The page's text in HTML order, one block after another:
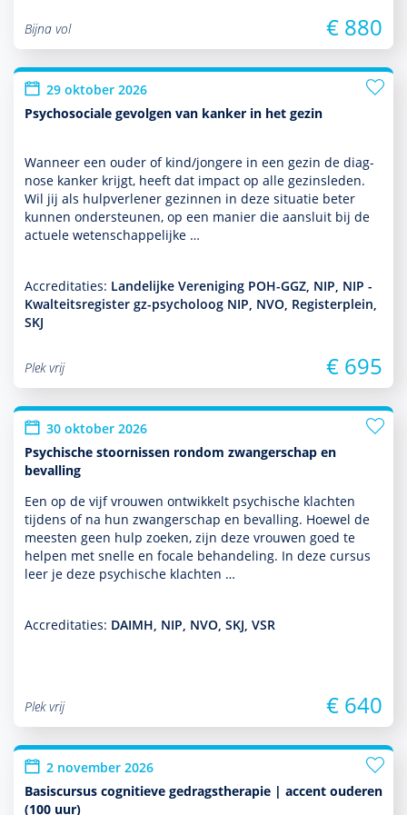
Bijna vol € 880
29 oktober 2026
Psychosociale gevolgen van kanker in het gezin
Wanneer een ouder of kind/jongere in een gezin de diag­
nose kanker krijgt, heeft dat impact op alle gezinsleden.
Wil jij als hulp­ver­le­ner gezin­nen in deze situatie beter
kunnen onder­steunen, op een manier die aansluit bij de
actuele weten­schappe­lijke …
Accreditaties: Landelijke Vereniging POH-GGZ, NIP, NIP -
Kwalteitsregister gz-psycholoog NIP, NVO, Registerplein,
SKJ
Plek vrij € 695
30 oktober 2026
Psychische stoornissen rondom zwangerschap en
bevalling
Een op de vijf vrouwen ontwik­kelt psychische klachten
tijdens of na hun zwangerschap en bevalling. Hoewel de
meesten geen hulp zoeken, zijn deze vrouwen goed te
helpen met snelle en focale behan­del­ing. In deze cursus
leer je deze psychische klachten …
Accreditaties: DAIMH, NIP, NVO, SKJ, VSR
Plek vrij € 640
2 november 2026
Basiscursus cognitieve gedragstherapie | accent ouderen
(100 uur)